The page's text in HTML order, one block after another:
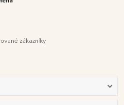
zákazníky